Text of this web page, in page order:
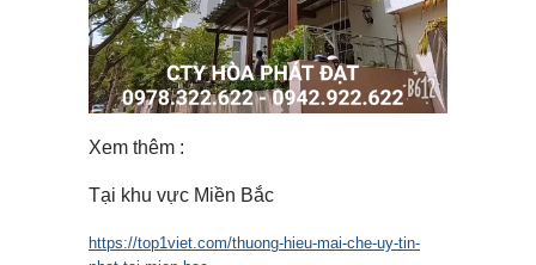
Xem thêm :
Tại khu vực Miền Bắc
https://top1viet.com/thuong-hieu-mai-che-uy-tin-